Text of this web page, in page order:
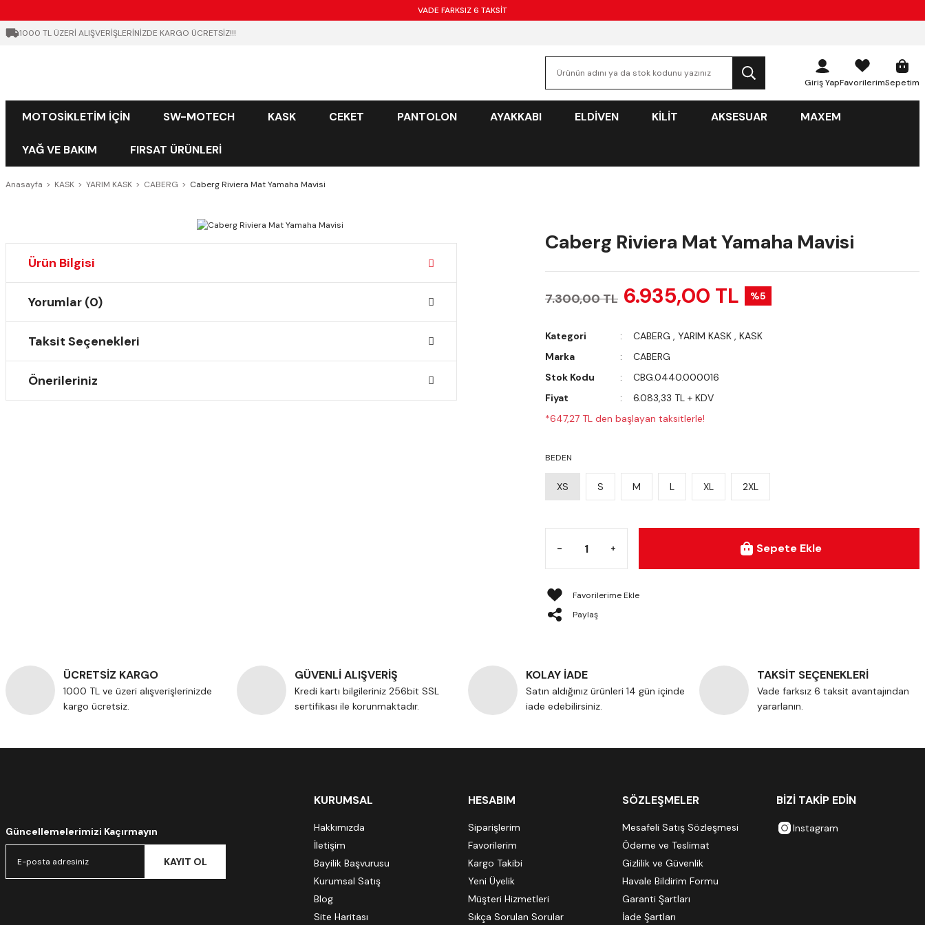
VADE FARKSIZ 6 TAKSİT
1000 TL ÜZERİ ALIŞVERİŞLERİNİZDE KARGO ÜCRETSİZ!!!
Giriş YapFavorilerimSepetim
MOTOSİKLETİM İÇİN SW-MOTECH KASK CEKET PANTOLON AYAKKABI ELDİVEN KİLİT AKSESUAR MAXEM
YAĞ VE BAKIM FIRSAT ÜRÜNLERİ
Anasayfa KASK YARIM KASK CABERG Caberg Riviera Mat Yamaha Mavisi
Ürün Bilgisi
Yorumlar (0)
Taksit Seçenekleri
Önerileriniz
Caberg Riviera Mat Yamaha Mavisi
7.300,00 TL 6.935,00 TL %5
Kategori CABERG , YARIM KASK , KASK
Marka
CABERG
Stok Kodu
CBG.0440.000016
Fiyat
6.083,33 TL + KDV
*647,27 TL den başlayan taksitlerle!
BEDEN
XS S M L XL 2XL
Sepete Ekle
Paylaş
ÜCRETSİZ KARGO
1000 TL ve üzeri alışverişlerinizde
kargo ücretsiz.
GÜVENLİ ALIŞVERİŞ
Kredi kartı bilgileriniz 256bit SSL
sertifikası ile korunmaktadır.
KOLAY İADE
Satın aldığınız ürünleri 14 gün içinde
iade edebilirsiniz.
TAKSİT SEÇENEKLERİ
Vade farksız 6 taksit avantajından
yararlanın.
Güncellemelerimizi Kaçırmayın
KAYIT OL
KURUMSAL
Hakkımızda
İletişim
Bayilik Başvurusu
Kurumsal Satış
Blog
Site Haritası
HESABIM
Siparişlerim
Favorilerim
Kargo Takibi
Yeni Üyelik
Müşteri Hizmetleri
Sıkça Sorulan Sorular
SÖZLEŞMELER
Mesafeli Satış Sözleşmesi
Ödeme ve Teslimat
Gizlilik ve Güvenlik
Havale Bildirim Formu
Garanti Şartları
İade Şartları
BİZİ TAKİP EDİN
Instagram